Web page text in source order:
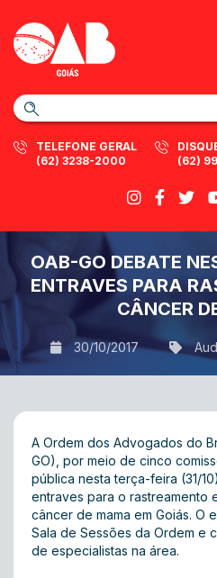
TELEFONE GERAL
(62) 3238-2000
(62)
OAB-GO DEBATE
ENTRAVES PARA
CÂNCER
30/10/2017
A Ordem dos Advogados do
GO), por meio de cinco
pública nesta terça-feira (31/
entraves para o rastreamento
câncer de mama em Goiás. O
Sala de Sessões da Ordem e
de especialistas na área.